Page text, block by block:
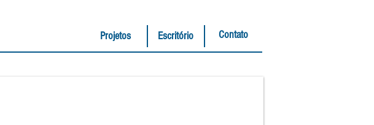
Projetos Escritório Contato